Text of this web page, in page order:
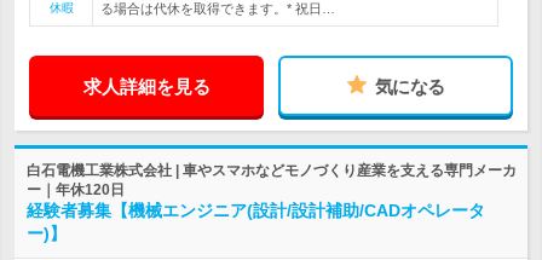
休暇
る場合は代休を取得できます。* 祝日…
求人詳細を見る 気になる
白石電機工業株式会社 | 車やスマホなどモノづくり産業を支える専門メーカ
ー｜年休120日
経験者募集【機械エンジニア(設計/設計補助/CADオペレータ
ー)】